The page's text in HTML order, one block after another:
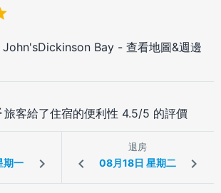
John'sDickinson Bay - 查看地圖&週邊
旅客給了住宿的便利性 4.5/5 的評價
退房